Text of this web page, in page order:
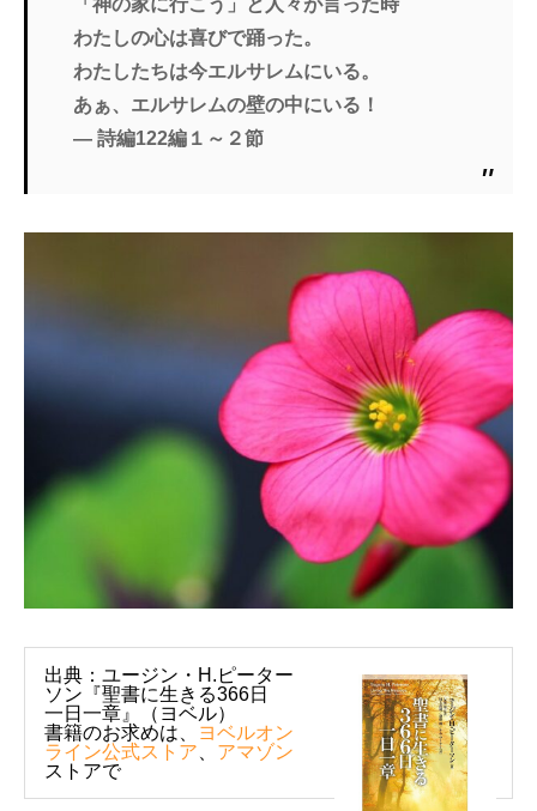
わたしの心は喜びで踊った。
わたしたちは今エルサレムにいる。
あぁ、エルサレムの壁の中にいる！
― 詩編122編１～２節
出典：ユージン・H.ピーター
ソン『聖書に生きる366日
一日一章』（ヨベル）
書籍のお求めは、
ヨベルオン
ライン公式ストア
アマゾン
ストアで